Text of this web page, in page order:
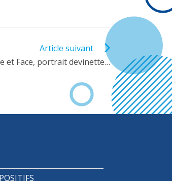
Article suivant
et Face, portrait devinette…